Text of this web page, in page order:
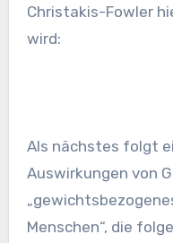
Christakis-Fowler
wird:
Als nächstes folgt
Auswirkungen von
Menschen“, die